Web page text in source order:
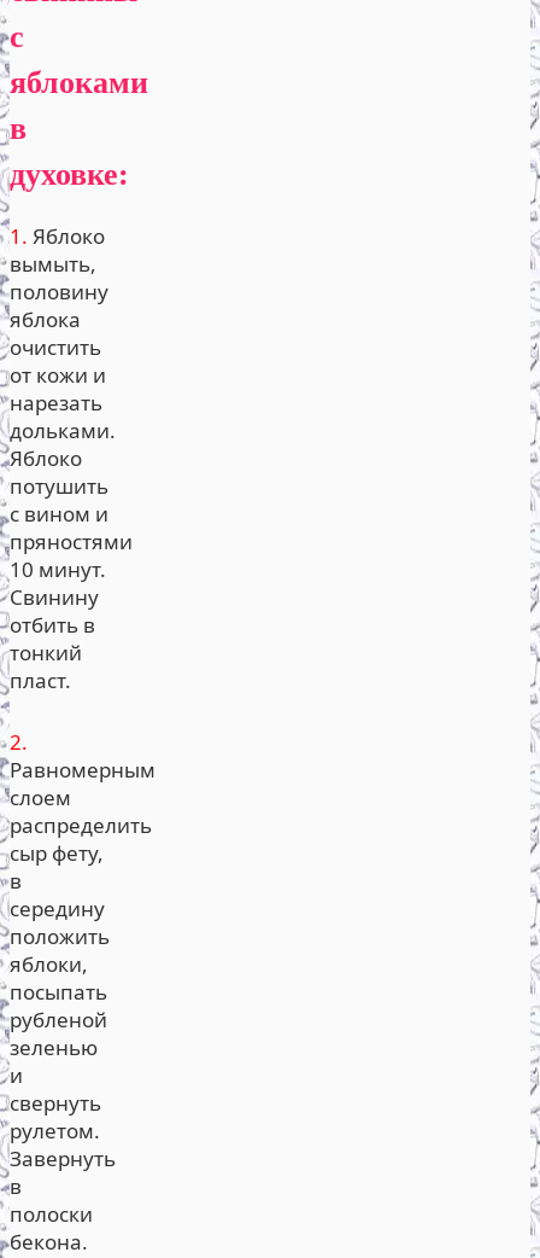
с
яблоками
в
духовке:
1. Яблоко
вымыть,
половину
яблока
очистить
от кожи и
нарезать
дольками.
Яблоко
потушить
с вином и
пряностями
10 минут.
Свинину
отбить в
тонкий
пласт.
2.
Равномерным
слоем
распределить
сыр фету,
в
середину
положить
яблоки,
посыпать
рубленой
зеленью
и
свернуть
рулетом.
Завернуть
в
полоски
бекона.